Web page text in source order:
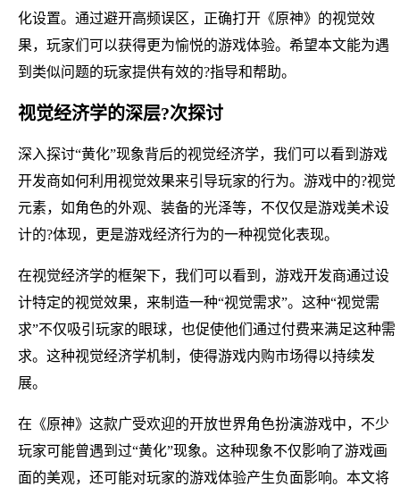
化设置。通过避开高频误区，正确打开《原神》的视觉效
果，玩家们可以获得更为愉悦的游戏体验。希望本文能为遇
到类似问题的玩家提供有效的?指导和帮助。
视觉经济学的深层?次探讨
深入探讨“黄化”现象背后的视觉经济学，我们可以看到游戏
开发商如何利用视觉效果来引导玩家的行为。游戏中的?视觉
元素，如角色的外观、装备的光泽等，不仅仅是游戏美术设
计的?体现，更是游戏经济行为的一种视觉化表现。
在视觉经济学的框架下，我们可以看到，游戏开发商通过设
计特定的视觉效果，来制造一种“视觉需求”。这种“视觉需
求”不仅吸引玩家的眼球，也促使他们通过付费来满足这种需
求。这种视觉经济学机制，使得游戏内购市场得以持续发
展。
在《原神》这款广受欢迎的开放世界角色扮演游戏中，不少
玩家可能曾遇到过“黄化”现象。这种现象不仅影响了游戏画
面的美观，还可能对玩家的游戏体验产生负面影响。本文将